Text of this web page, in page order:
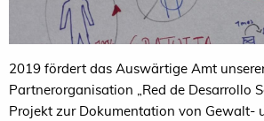
2019 fördert das Auswärtige Amt
Partnerorganisation „Red de Desarrollo
Projekt zur Dokumentation von Gewalt-